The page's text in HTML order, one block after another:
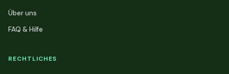
Über uns
FAQ & Hilfe
RECHTLICHES